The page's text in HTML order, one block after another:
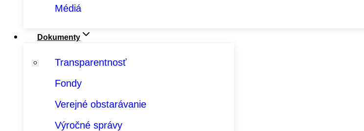
Médiá
Dokumenty
Transparentnosť
Fondy
Verejné obstarávanie
Výročné správy